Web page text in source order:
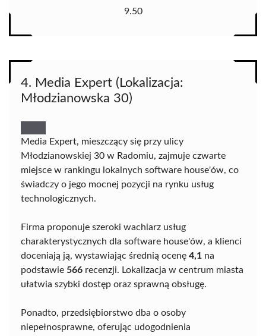
9.50
4. Media Expert (Lokalizacja:
Młodzianowska 30)
Media Expert, mieszczący się przy ulicy
Młodzianowskiej 30 w Radomiu, zajmuje czwarte
miejsce w rankingu lokalnych software house'ów, co
świadczy o jego mocnej pozycji na rynku usług
technologicznych.
Firma proponuje szeroki wachlarz usług
charakterystycznych dla software house'ów, a klienci
doceniają ją, wystawiając średnią ocenę 4,1 na
podstawie 566 recenzji. Lokalizacja w centrum miasta
ułatwia szybki dostęp oraz sprawną obsługę.
Ponadto, przedsiębiorstwo dba o osoby
niepełnosprawne, oferując udogodnienia